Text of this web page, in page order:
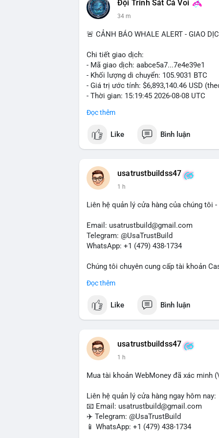
📰 Nguồn: Cointelegraph
Đội Trinh Sát Cá Voi
34 m
🚨 CẢNH BÁO WHALE ALERT - GIAO
Chi tiết giao dịch:
- Mã giao dịch: aabce5a7...7e4e39e1
- Khối lượng di chuyển: 105.9031 BTC
- Giá trị ước tính: $6,893,140.46 USD
- Thời gian: 15:19:45 2026-08-08 UTC
Nhận định phân tích:
nhất cho thấy dấu hiệu của một tổ
lượng này đủ lớn để gây biến động giá
dịch, áp lực bán ngắn hạn có thể hình
năng cao là hành động tích lũy dài hạn.
động lớn, do vậy động thái này cần
Lời khuyên:
sàn lớn thay vì phản ứng theo cảm xúc.
giao dịch.
Đọc thêm
Like Bình luận
usatrustbuildss47
1 h
Liên hệ quản lý cửa hàng của chúng tôi
Email: usatrustbuild@gmail.com
Telegram: @UsaTrustBuild
WhatsApp: +1 (479) 438-1734
Chúng tôi chuyên cung cấp tài khoản
toán USDT và các giao dịch tiền mặt tại
Liên hệ ngay để được tư vấn và hỗ trợ
#sendmoney
Đọc thêm
Like Bình luận
usatrustbuildss47
1 h
Mua tài khoản WebMoney đã xác minh
Liên hệ quản lý cửa hàng ngay hôm nay:
📧 Email: usatrustbuild@gmail.com
✈️ Telegram: @UsaTrustBuild
📱 WhatsApp: +1 (479) 438-1734